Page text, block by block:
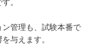
。
管理も、試験本番で
与えます。